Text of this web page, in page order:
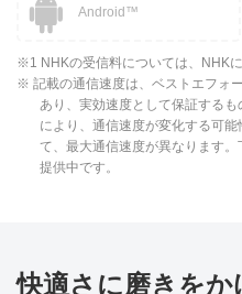
Android™
※1 NHKの受信料については、NHKに
※ 記載の通信速度は、ベストエフォ
あり、実効速度として保証する
により、通信速度が変化する可
て、最大通信速度が異なります
提供中です。
快適さに磨きをか